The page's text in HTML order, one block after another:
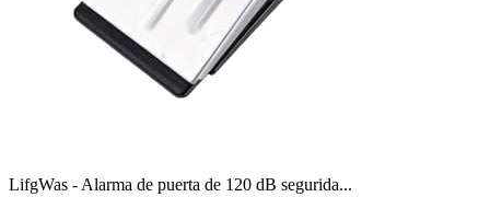
LifgWas - Alarma de puerta de 120 dB segurida...